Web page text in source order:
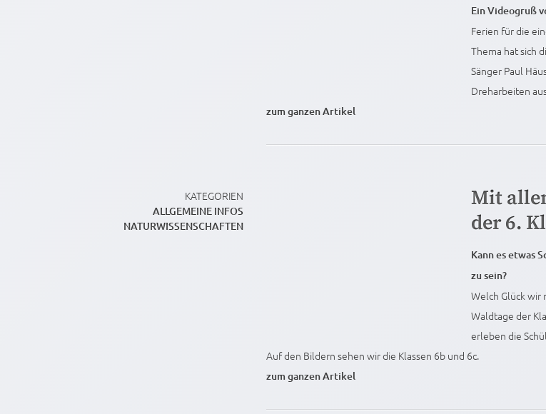
Ein Videogruß
Ferien für die
Thema hat sich
Sänger Paul
Dreharbeiten
zum ganzen Artikel
KATEGORIEN
ALLGEMEINE INFOS
NATURWISSENSCHAFTEN
Mit
der 6.
Kann es etwas
zu sein?
Welch Glück wir
Waldtage der
erleben die
Auf den Bildern sehen wir die Klassen 6b und 6c.
zum ganzen Artikel